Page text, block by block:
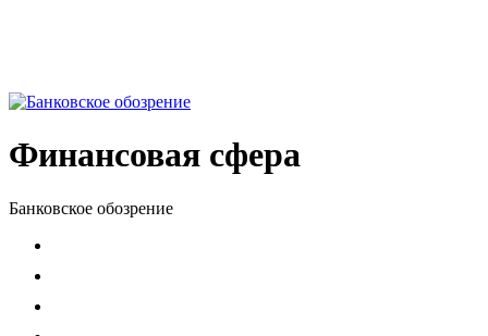
Финансовая сфера
Банковское обозрение